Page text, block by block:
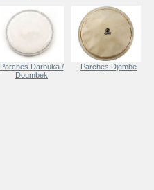
Parches Darbuka /
Doumbek
Parches Djembe